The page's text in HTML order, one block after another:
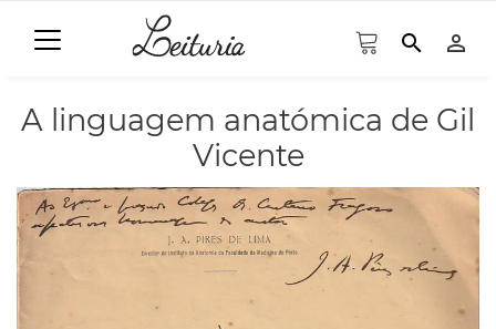
search person_outline
A linguagem anatómica de Gil
Vicente